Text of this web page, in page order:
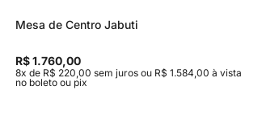
Mesa de Centro Jabuti
R$ 1.760,00
8x de R$ 220,00 sem juros ou R$ 1.584,00 à vista
no boleto ou pix